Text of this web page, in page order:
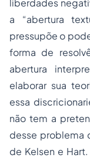
liberdades
a “abertura
pressupõe o
forma de
abertura
elaborar sua
essa
não tem a
desse problema
de Kelsen e